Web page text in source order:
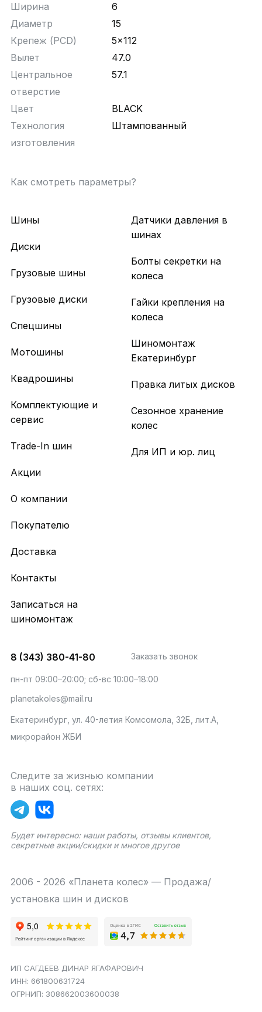
Ширина
6
Диаметр
15
Крепеж (PCD)
5x112
Вылет
47.0
Центральное
отверстие
57.1
Цвет
BLACK
Технология
изготовления
Штампованный
Как смотреть параметры?
Шины
Диски
Грузовые шины
Грузовые диски
Спецшины
Мотошины
Квадрошины
Комплектующие и
сервис
Trade-In шин
Акции
Датчики давления в
шинах
Болты секретки на
колеса
Гайки крепления на
колеса
Шиномонтаж
Екатеринбург
Правка литых дисков
Сезонное хранение
колес
Для ИП и юр. лиц
О компании
Покупателю
Доставка
Контакты
Записаться на
шиномонтаж
8 (343) 380-41-80 Заказать звонок
пн-пт 09:00–20:00; сб-вс 10:00–18:00
planetakoles@mail.ru
Екатеринбург, ул. 40-летия Комсомола, 32Б, лит.А,
микрорайон ЖБИ
Следите за жизнью компании
в наших соц. сетях:
Будет интересно: наши работы, отзывы клиентов,
секретные акции/скидки и многое другое
2006 - 2026 «Планета колес» — Продажа/
установка шин и дисков
ИП САГДЕЕВ ДИНАР ЯГАФАРОВИЧ
ИНН: 661800631724
ОГРНИП: 308662003600038